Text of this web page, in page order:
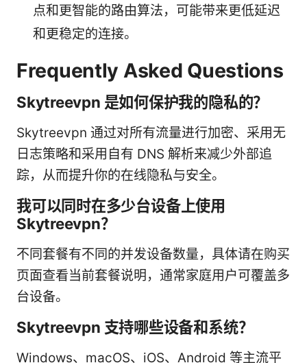
点和更智能的路由算法，可能带来更低延迟
和更稳定的连接。
Frequently Asked Questions
Skytreevpn 是如何保护我的隐私的？
Skytreevpn 通过对所有流量进行加密、采用无
日志策略和采用自有 DNS 解析来减少外部追
踪，从而提升你的在线隐私与安全。
我可以同时在多少台设备上使用
Skytreevpn？
不同套餐有不同的并发设备数量，具体请在购买
页面查看当前套餐说明，通常家庭用户可覆盖多
台设备。
Skytreevpn 支持哪些设备和系统？
Windows、macOS、iOS、Android 等主流平